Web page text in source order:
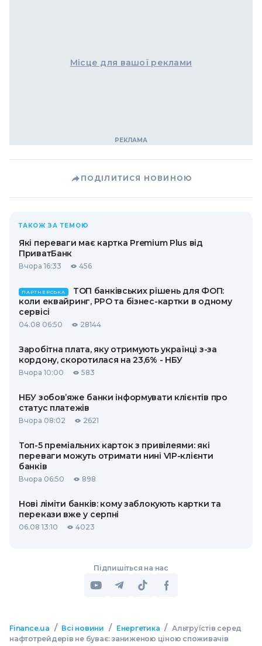
Місце для вашої реклами
ПОДІЛИТИСЯ НОВИНОЮ
ТАКОЖ ЗА ТЕМОЮ
Які переваги має картка Premium Plus від
ПриватБанк
Вчора 16:33 456
ПАРТНЕРСЬКА
ТОП банківських рішень для ФОП:
коли еквайринг, РРО та бізнес-картки в одному
сервісі
04.08 06:50 28144
Заробітна плата, яку отримують українці з-за
кордону, скоротилася на 23,6% - НБУ
Вчора 10:00 583
НБУ зобов’яже банки інформувати клієнтів про
статус платежів
Вчора 08:02 2621
Топ-5 преміальних карток з привілеями: які
переваги можуть отримати нині VIP-клієнти
банків
Вчора 06:50 898
Нові ліміти банків: кому заблокують картки та
перекази вже у серпні
06.08 13:10 4023
Підпишіться на нас
Finance.ua / Всі новини / Енергетика / Альтруїстів серед
нафтотрейдерів не буває: заниженою ціною споживачів